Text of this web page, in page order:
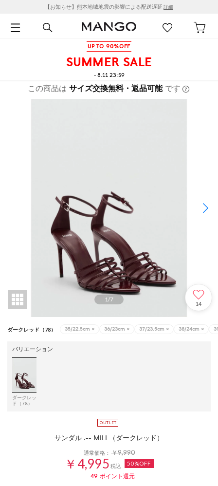
【お知らせ】熊本地域地震の影響による配送遅延 詳細
UP TO 90%OFF
SUMMER SALE
- 8.11 23:59
この商品は サイズ交換無料・返品可能 です
1/7
14
ダークレッド（78） 35/22.5cm × 36/23cm × 37/23.5cm × 38/24cm ×
バリエーション
ダークレッ
ド（78）
サンダル .-- MILI （ダークレッド）
通常価格：￥9,990
￥4,995 税込 50%OFF
49 ポイント還元